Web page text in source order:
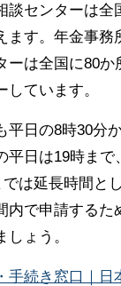
談センターは全
ます。年金事務
ーは全国に80か
ています。
平日の8時30分
平日は19時まで
は延長時間と
内で申請するた
ょう。
手続き窓口｜日